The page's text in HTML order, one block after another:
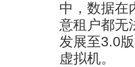
中，数据在
意租户都无
发展至3.0
虚拟机。